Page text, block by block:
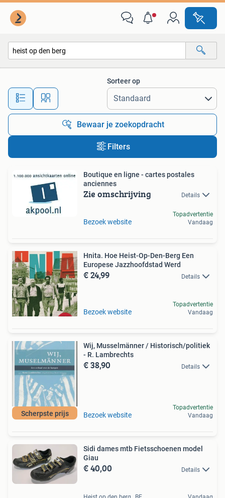
Alle afstanden…
Sorteer op
Bewaar je zoekopdracht
Filters
Boutique en ligne - cartes postales
anciennes
Zie omschrijving Details
Bezoek website
Topadvertentie
Vandaag
Hnita. Hoe Heist-Op-Den-Berg Een
Europese Jazzhoofdstad Werd
€ 24,99 Details
Bezoek website
Topadvertentie
Vandaag
Scherpste prijs
Wij, Musselmänner / Historisch/politiek
- R. Lambrechts
€ 38,90 Details
Bezoek website
Topadvertentie
Vandaag
Sidi dames mtb Fietsschoenen model
Giau
€ 40,00 Details